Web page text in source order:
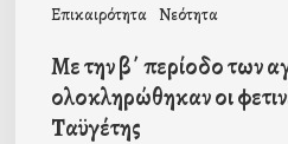
Επικαιρότητα Νεότητα
Με την β΄ περίοδο των
ολοκληρώθηκαν οι
Ταϋγέτης